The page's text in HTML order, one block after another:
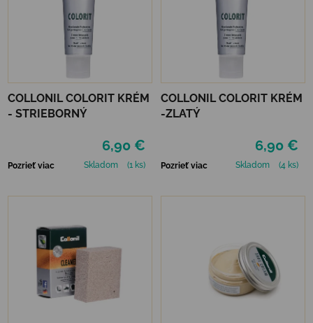
COLLONIL COLORIT KRÉM
- STRIEBORNÝ
6,90 €
Pozrieť viac Skladom (1 ks)
COLLONIL COLORIT KRÉM
-ZLATÝ
6,90 €
Pozrieť viac Skladom (4 ks)